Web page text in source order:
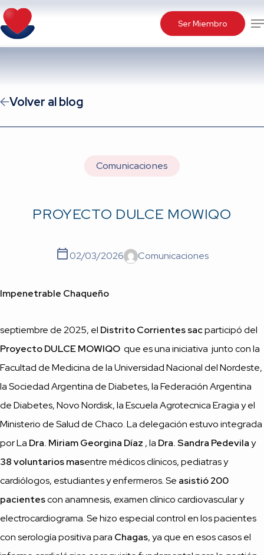
Skip
to
main
Ser Miembro
Volver al blog
Comunicaciones
PROYECTO DULCE MOWIQO
02/03/2026 Comunicaciones
Impenetrable Chaqueño
septiembre de 2025, el Distrito Corrientes sacparticipó del
Proyecto DULCE MOWIQO que es una iniciativa junto con la
Facultad de Medicina de la Universidad Nacional del Nordeste,
la Sociedad Argentina de Diabetes, la Federación Argentina
de Diabetes, Novo Nordisk, la Escuela Agrotecnica Eragia y el
Ministerio de Salud de Chaco. La delegación estuvo integrada
por La Dra. Miriam Georgina Díaz , la Dra. Sandra Pedevilay
38 voluntarios masentre médicos clínicos, pediatras y
cardiólogos, estudiantes y enfermeros. Se asistió 200
pacientescon anamnesis, examen clínico cardiovascular y
electrocardiograma. Se hizo especial control en los pacientes
con serología positiva para Chagas, ya que en esos casos el